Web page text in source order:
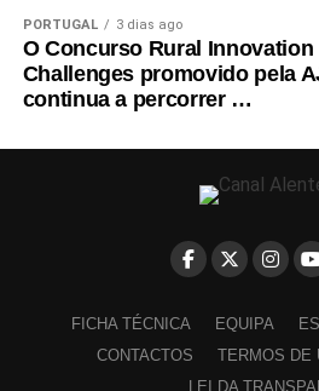
PORTUGAL 3 dias ago
O Concurso Rural Innovation
Challenges promovido pela
continua a percorrer …
FICHA TÉCNICA EQUIPA
CONTACTOS
TERMOS DE
LEI DA